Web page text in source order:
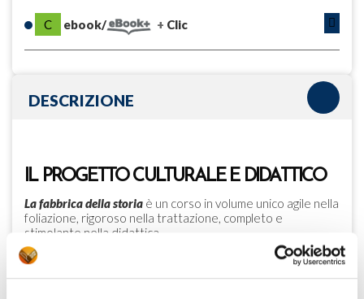
C ebook/ Clic
DESCRIZIONE
IL PROGETTO CULTURALE E DIDATTICO
La fabbrica della storia è un corso in volume unico agile nella
foliazione, rigoroso nella trattazione, completo e
stimolante nella didattica.
Obiettivo del corso è far riflettere sul senso dello studio
della storia mettendone a fuoco gli
snodi essenziali. Per
questo ogni unità del corso esplicita fin dalle pagine di